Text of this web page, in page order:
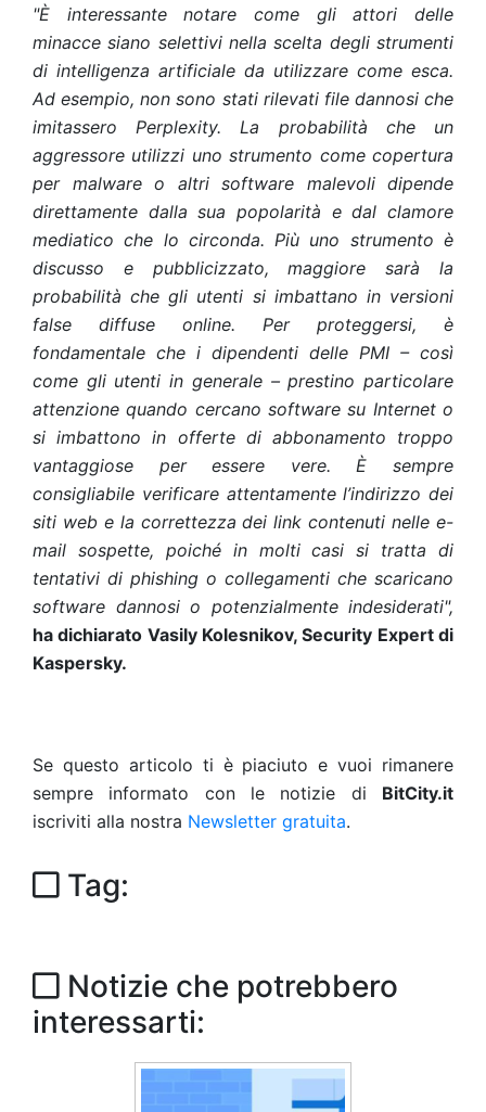
"È interessante notare come gli attori delle
minacce siano selettivi nella scelta degli strumenti
di intelligenza artificiale da utilizzare come esca.
Ad esempio, non sono stati rilevati file dannosi che
imitassero Perplexity. La probabilità che un
aggressore utilizzi uno strumento come copertura
per malware o altri software malevoli dipende
direttamente dalla sua popolarità e dal clamore
mediatico che lo circonda. Più uno strumento è
discusso e pubblicizzato, maggiore sarà la
probabilità che gli utenti si imbattano in versioni
false diffuse online. Per proteggersi, è
fondamentale che i dipendenti delle PMI – così
come gli utenti in generale – prestino particolare
attenzione quando cercano software su Internet o
si imbattono in offerte di abbonamento troppo
vantaggiose per essere vere. È sempre
consigliabile verificare attentamente l’indirizzo dei
siti web e la correttezza dei link contenuti nelle e-
mail sospette, poiché in molti casi si tratta di
tentativi di phishing o collegamenti che scaricano
software dannosi o potenzialmente indesiderati",
ha dichiarato Vasily Kolesnikov, Security Expert di
Kaspersky.
Se questo articolo ti è piaciuto e vuoi rimanere
sempre informato con le notizie di BitCity.it
iscriviti alla nostra Newsletter gratuita.
Tag:
Notizie che potrebbero
interessarti: